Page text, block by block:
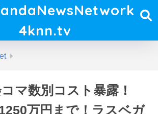
4knn.tv
マ数別コスト暴露！
万円まで！ラスベガ